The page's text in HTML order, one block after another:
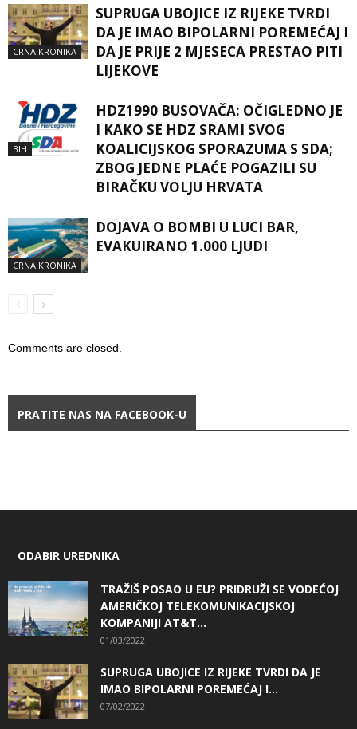
CRNA KRONIKA
SUPRUGA UBOJICE IZ RIJEKE TVRDI
DA JE IMAO BIPOLARNI POREMEĆAJ I
DA JE PRIJE 2 MJESECA PRESTAO PITI
LIJEKOVE
BIH
HDZ1990 BUSOVAČA: OČIGLEDNO JE
I KAKO SE HDZ SRAMI SVOG
KOALICIJSKOG SPORAZUMA S SDA;
ZBOG JEDNE PLAĆE POGAZILI SU
BIRAČKU VOLJU HRVATA
CRNA KRONIKA
DOJAVA O BOMBI U LUCI BAR,
EVAKUIRANO 1.000 LJUDI
Comments are closed.
PRATITE NAS NA FACEBOOK-U
ODABIR UREDNIKA
TRAŽIŠ POSAO U EU? PRIDRUŽI SE VODEĆOJ
AMERIČKOJ TELEKOMUNIKACIJSKOJ
KOMPANIJI AT&T...
01/03/2022
SUPRUGA UBOJICE IZ RIJEKE TVRDI DA JE
IMAO BIPOLARNI POREMEĆAJ I...
07/02/2022